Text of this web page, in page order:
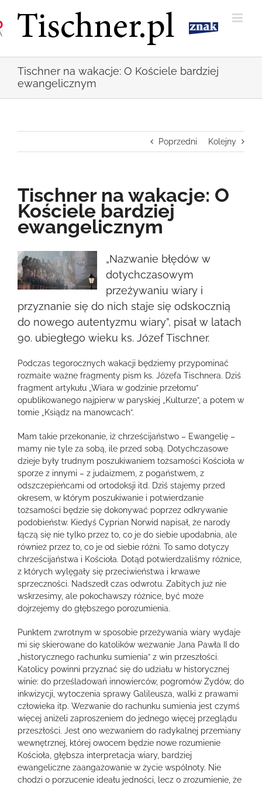
zawartości
Tischner na wakacje: O Kościele bardziej
ewangelicznym
Poprzedni Kolejny
Tischner na wakacje: O
Kościele bardziej
ewangelicznym
Pokaż
większy
obrazek
„Nazwanie błędów w
dotychczasowym
przeżywaniu wiary i
przyznanie się do nich staje się odskocznią
do nowego autentyzmu wiary”, pisał w latach
90. ubiegłego wieku ks. Józef Tischner.
Podczas tegorocznych wakacji będziemy przypominać
rozmaite ważne fragmenty pism ks. Józefa Tischnera. Dziś
fragment artykułu „Wiara w godzinie przełomu”
opublikowanego najpierw w paryskiej „Kulturze”, a potem w
tomie „Ksiądz na manowcach”.
Mam takie przekonanie, iż chrześcijaństwo – Ewangelię –
mamy nie tyle za sobą, ile przed sobą. Dotychczasowe
dzieje były trudnym poszukiwaniem tożsamości Kościoła w
sporze z innymi – z judaizmem, z pogaństwem, z
odszczepieńcami od ortodoksji itd. Dziś stajemy przed
okresem, w którym poszukiwanie i potwierdzanie
tożsamości będzie się dokonywać poprzez odkrywanie
podobieństw. Kiedyś Cyprian Norwid napisał, że narody
łączą się nie tylko przez to, co je do siebie upodabnia, ale
również przez to, co je od siebie różni. To samo dotyczy
chrześcijaństwa i Kościoła. Dotąd potwierdzaliśmy różnice,
z których wylęgały się przeciwieństwa i krwawe
sprzeczności. Nadszedł czas odwrotu. Zabitych już nie
wskrzesimy, ale pokochawszy różnice, być może
dojrzejemy do głębszego porozumienia.
Punktem zwrotnym w sposobie przeżywania wiary wydaje
mi się skierowane do katolików wezwanie Jana Pawła II do
„historycznego rachunku sumienia” z win przeszłości.
Katolicy powinni przyznać się do udziału w historycznej
winie: do prześladowań innowierców, pogromów Żydów, do
inkwizycji, wytoczenia sprawy Galileusza, walki z prawami
człowieka itp. Wezwanie do rachunku sumienia jest czymś
więcej aniżeli zaproszeniem do jednego więcej przeglądu
przeszłości. Jest ono wezwaniem do radykalnej przemiany
wewnętrznej, której owocem będzie nowe rozumienie
Kościoła, głębsza interpretacja wiary, bardziej
ewangeliczne zaangażowanie w życie wspólnoty. Nie
chodzi o porzucenie ideału jedności, lecz o zrozumienie, że